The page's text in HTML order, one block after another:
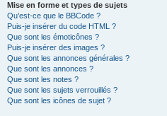
Mise en forme et types de sujets
Qu’est-ce que le BBCode ?
Puis-je insérer du code HTML ?
Que sont les émoticônes ?
Puis-je insérer des images ?
Que sont les annonces générales ?
Que sont les annonces ?
Que sont les notes ?
Que sont les sujets verrouillés ?
Que sont les icônes de sujet ?